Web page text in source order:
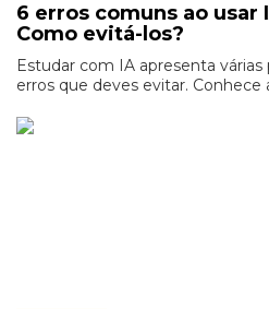
6 erros comuns ao usar
Como evitá-los?
Estudar com IA apresenta
erros que deves evitar. Conhece